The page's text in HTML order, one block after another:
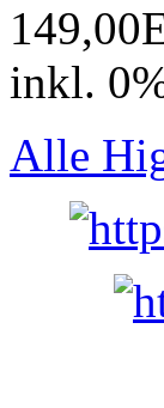
inkl.
Alle